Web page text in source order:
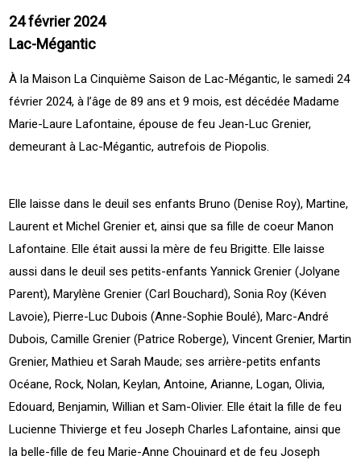
24 février 2024
Lac-Mégantic
À la Maison La Cinquième Saison de Lac-Mégantic, le samedi 24
février 2024, à l’âge de 89 ans et 9 mois, est décédée Madame
Marie-Laure Lafontaine, épouse de feu Jean-Luc Grenier,
demeurant à Lac-Mégantic, autrefois de Piopolis.
Elle laisse dans le deuil ses enfants Bruno (Denise Roy), Martine,
Laurent et Michel Grenier et, ainsi que sa fille de coeur Manon
Lafontaine. Elle était aussi la mère de feu Brigitte. Elle laisse
aussi dans le deuil ses petits-enfants Yannick Grenier (Jolyane
Parent), Marylène Grenier (Carl Bouchard), Sonia Roy (Kéven
Lavoie), Pierre-Luc Dubois (Anne-Sophie Boulé), Marc-André
Dubois, Camille Grenier (Patrice Roberge), Vincent Grenier, Martin
Grenier, Mathieu et Sarah Maude; ses arrière-petits enfants
Océane, Rock, Nolan, Keylan, Antoine, Arianne, Logan, Olivia,
Edouard, Benjamin, Willian et Sam-Olivier. Elle était la fille de feu
Lucienne Thivierge et feu Joseph Charles Lafontaine, ainsi que
la belle-fille de feu Marie-Anne Chouinard et de feu Joseph